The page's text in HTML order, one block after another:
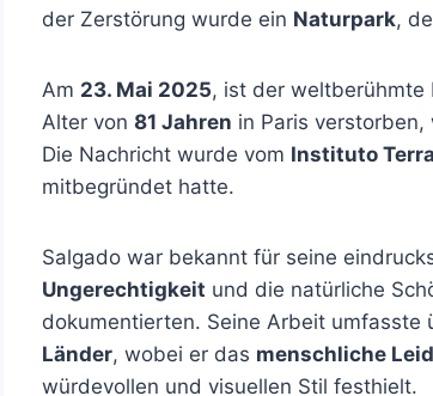
der Zerstörung wurde ein Naturpark,
Am 23. Mai 2025, ist der weltberühmte
Alter von 81 Jahren in Paris verstorben,
Die Nachricht wurde vom Instituto Terra
mitbegründet hatte.
Salgado war bekannt für seine
Ungerechtigkeit und die natürliche
dokumentierten. Seine Arbeit
Länder, wobei er das menschliche Leid
würdevollen und visuellen Stil festhielt.